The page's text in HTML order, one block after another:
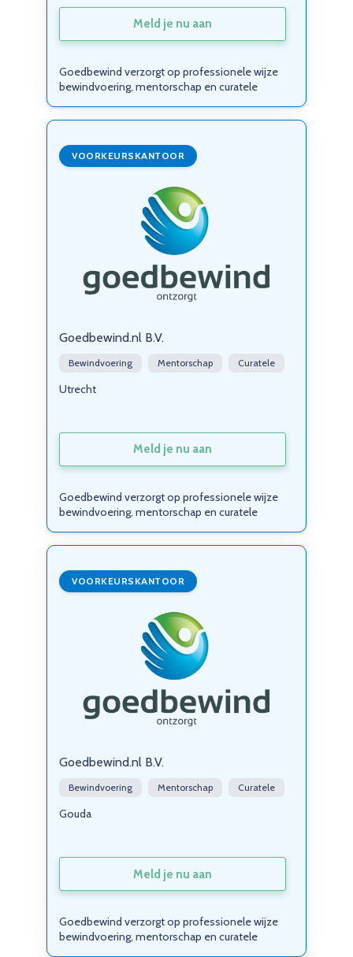
Meld je nu aan
Goedbewind verzorgt op professionele wijze
bewindvoering, mentorschap en curatele
VOORKEURSKANTOOR
Goedbewind.nl B.V.
Bewindvoering Mentorschap Curatele
Utrecht
Meld je nu aan
Goedbewind verzorgt op professionele wijze
bewindvoering, mentorschap en curatele
VOORKEURSKANTOOR
Goedbewind.nl B.V.
Bewindvoering Mentorschap Curatele
Gouda
Meld je nu aan
Goedbewind verzorgt op professionele wijze
bewindvoering, mentorschap en curatele